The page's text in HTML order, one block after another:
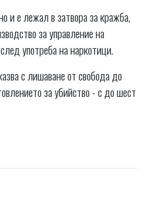
и е лежал в затвора за кражба,
за управление на
употреба на наркотици.
с лишаване от свобода до
за убийство - с до шест